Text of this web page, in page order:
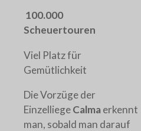
100.000
Scheuertouren
Viel Platz für
Gemütlichkeit
Die Vorzüge der
EinzelliegeCalmaerkennt
man, sobald man darauf